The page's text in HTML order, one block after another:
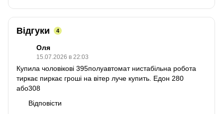
Відгуки 4
Оля
15.07.2026 в 22:03
Купила чоловікові 395полуавтомат нистабільна робота
тиркає пиркає гроші на вітер луче купить. Едон 280
або308
Відповісти